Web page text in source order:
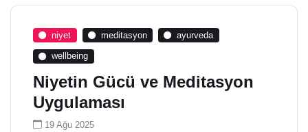
niyet meditasyon ayurveda
wellbeing
Niyetin Gücü ve Meditasyon
Uygulaması
19 Ağu 2025